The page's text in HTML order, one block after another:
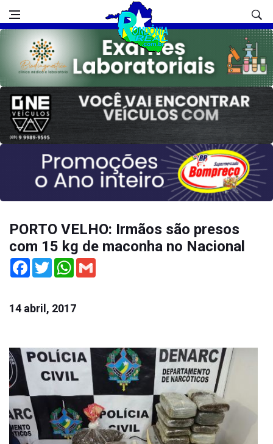
PORTO VELHO: Irmãos são presos
com 15 kg de maconha no Nacional
Facebook
TwitterWhatsApp
14 abril, 2017